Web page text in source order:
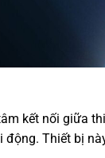
kết nối giữa
động. Thiết bị